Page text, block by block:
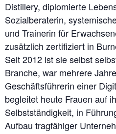
H
M
E
R
I
N
N
E
N
Distillery, diplomierte
Sozialberaterin,
und Trainerin für
zusätzlich zertifiziert in
Seit 2012 ist sie selbst
Branche, war mehrere Jahre
Geschäftsführerin einer
begleitet heute Frauen auf
Selbstständigkeit, in
Aufbau tragfähiger